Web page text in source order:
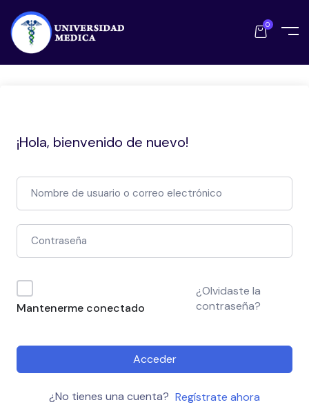
0
¡Hola, bienvenido de nuevo!
Mantenerme conectado
¿Olvidaste la
contraseña?
Acceder
¿No tienes una cuenta? Regístrate ahora